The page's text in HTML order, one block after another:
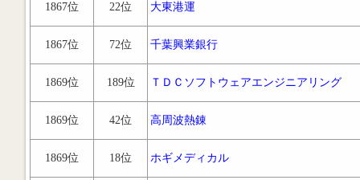
1867位 22位 大東港運
1867位 72位 千葉興業銀行
1869位 189位 ＴＤＣソフトウェアエンジニアリング
1869位 42位 高周波熱錬
1869位 18位 ホギメディカル